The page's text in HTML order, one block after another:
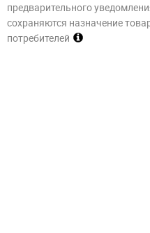
предварительного
сохраняются назначение
потребителей